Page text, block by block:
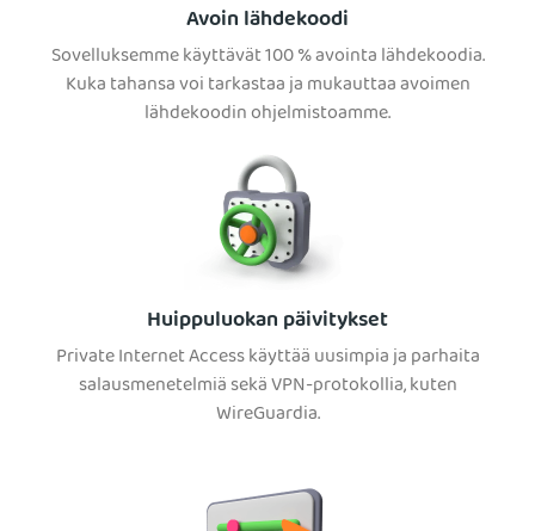
Avoin lähdekoodi
Sovelluksemme käyttävät 100 % avointa lähdekoodia.
Kuka tahansa voi tarkastaa ja mukauttaa avoimen
lähdekoodin ohjelmistoamme.
Huippuluokan päivitykset
Private Internet Access käyttää uusimpia ja parhaita
salausmenetelmiä sekä VPN-protokollia, kuten
WireGuardia.